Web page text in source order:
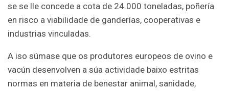
se se lle concede a cota de 24.000 toneladas, poñería
en risco a viabilidade de ganderías, cooperativas e
industrias vinculadas.
A iso súmase que os produtores europeos de ovino e
vacún desenvolven a súa actividade baixo estritas
normas en materia de benestar animal, sanidade,